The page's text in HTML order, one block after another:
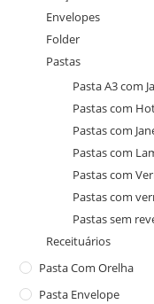
Envelopes
Folder
Pastas
Pasta A3 com
Pastas com
Pastas com
Pastas com
Pastas com
Pastas com
Pastas sem
Receituários
Pasta Com Orelha
Pasta Envelope